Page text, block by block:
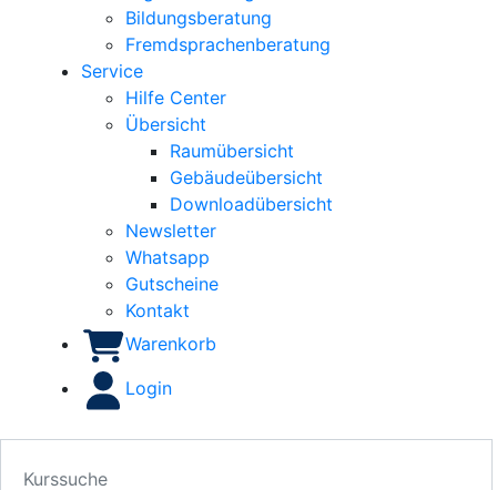
Bildungsberatung
Fremdsprachenberatung
Service
Hilfe Center
Übersicht
Raumübersicht
Gebäudeübersicht
Downloadübersicht
Newsletter
Whatsapp
Gutscheine
Kontakt
Warenkorb
Login